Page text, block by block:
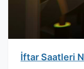
İftar Saatleri